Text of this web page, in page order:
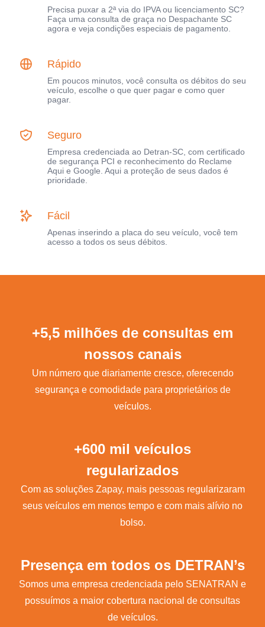
Precisa puxar a 2ª via do IPVA ou licenciamento SC?
Faça uma consulta de graça no Despachante SC
agora e veja condições especiais de pagamento.
Rápido
Em poucos minutos, você consulta os débitos do seu
veículo, escolhe o que quer pagar e como quer
pagar.
Seguro
Empresa credenciada ao Detran-SC, com certificado
de segurança PCI e reconhecimento do Reclame
Aqui e Google. Aqui a proteção de seus dados é
prioridade.
Fácil
Apenas inserindo a placa do seu veículo, você tem
acesso a todos os seus débitos.
+5,5 milhões de consultas em
nossos canais
Um número que diariamente cresce, oferecendo
segurança e comodidade para proprietários de
veículos.
+600 mil veículos
regularizados
Com as soluções Zapay, mais pessoas regularizaram
seus veículos em menos tempo e com mais alívio no
bolso.
Presença em todos os DETRAN’s
Somos uma empresa credenciada pelo SENATRAN e
possuímos a maior cobertura nacional de consultas
de veículos.